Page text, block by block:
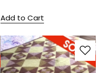
Add to Cart